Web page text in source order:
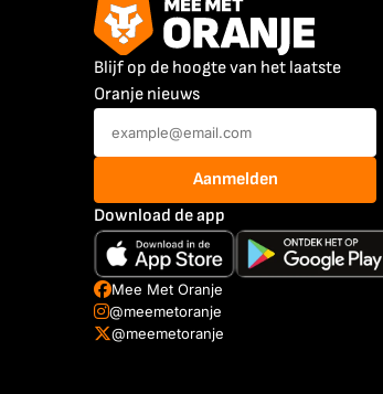
Blijf op de hoogte van het laatste
Oranje nieuws
Aanmelden
Download de app
Mee Met Oranje
@meemetoranje
@meemetoranje